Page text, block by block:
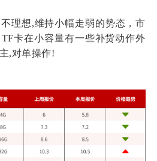
理想,维持小幅走弱的势态，市
卡在小容量有一些补货动作外
,对单操作!